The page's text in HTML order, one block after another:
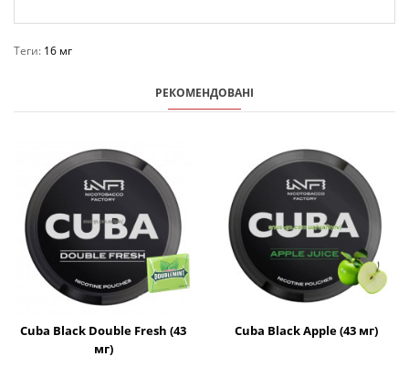
Теги: 16 мг
РЕКОМЕНДОВАНІ
Cuba Black Double Fresh (43
мг)
Cuba Black Apple (43 мг)